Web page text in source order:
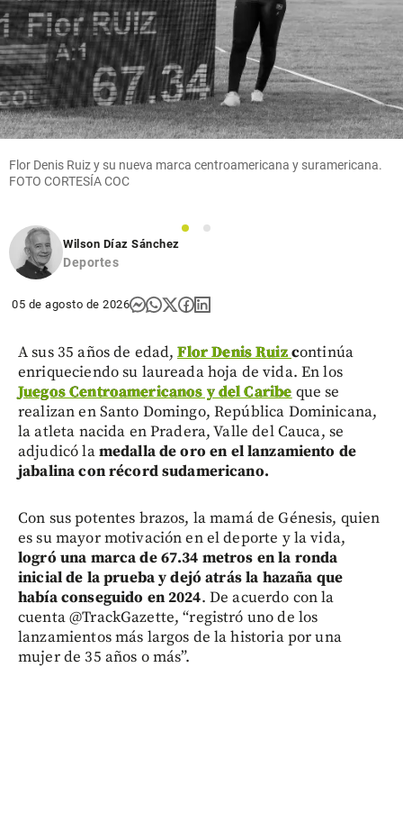
Inicio
Situación
de
seguridad
en Cali
share
Flor Denis Ruiz y su nueva marca centroamericana y suramericana.
FOTO CORTESÍA COC
1
2
Wilson Díaz Sánchez
Deportes
05 de agosto de 2026
A sus 35 años de edad,Flor Denis Ruizcontinúa
enriqueciendo su laureada hoja de vida. En los
Juegos Centroamericanos y del Caribe que se
realizan en Santo Domingo, República Dominicana,
la atleta nacida en Pradera, Valle del Cauca, se
adjudicó lamedalla de oro en el lanzamiento de
jabalina con récord sudamericano.
Con sus potentes brazos, la mamá de Génesis, quien
es su mayor motivación en el deporte y la vida,
logró una marca de 67.34 metros en la ronda
inicial de la prueba y dejó atrás la hazaña que
había conseguido en 2024. De acuerdo con la
cuenta @TrackGazette, “registró uno de los
lanzamientos más largos de la historia por una
mujer de 35 años o más”.